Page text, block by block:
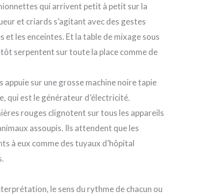
qui arrivent petit à petit sur la
et criards s’agitant avec des gestes
les enceintes. Et la table de mixage sous
serpentent sur toute la place comme de
sur une grosse machine noire tapie
qui est le générateur d’électricité.
rouges clignotent sur tous les appareils
assoupis. Ils attendent que les
à eux comme des tuyaux d’hôpital
le sens du rythme de chacun ou